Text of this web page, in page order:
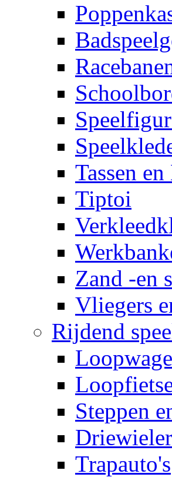
Tassen
Tiptoi
Zand -en
Vliegers
Rijdend
Steppen
Trapauto's